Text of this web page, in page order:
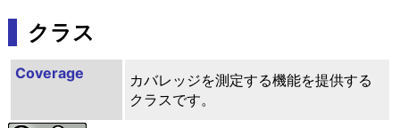
クラス
Coverage
カバレッジを測定する機能を提供する
クラスです。